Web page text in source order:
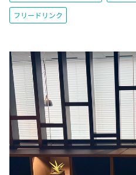
フリードリンク